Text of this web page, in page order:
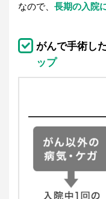
なので、 長期の入院
がんで手術し
ップ